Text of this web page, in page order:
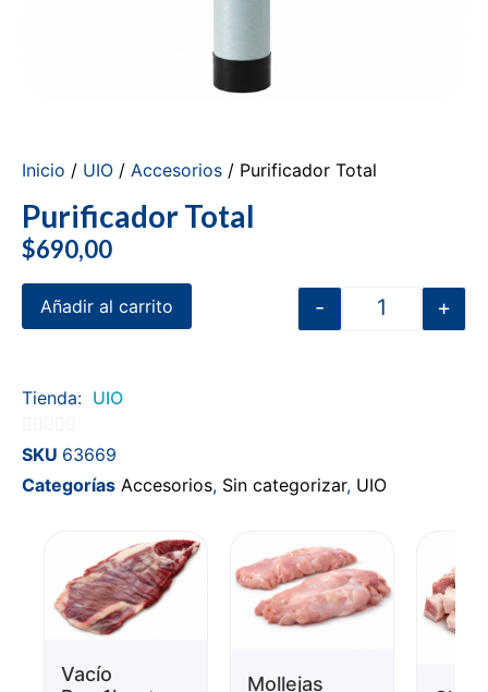
Inicio / UIO / Accesorios / Purificador Total
Purificador Total
$690,00
- +
Añadir al carrito
Tienda: UIO
0
de
SKU 63669
Categorías Accesorios, Sin categorizar, UIO
Vacío
Mollejas